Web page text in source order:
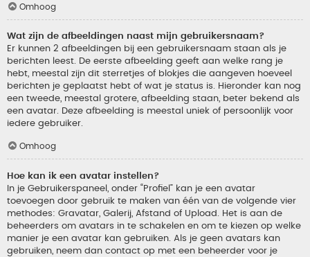
Omhoog
Wat zijn de afbeeldingen naast mijn gebruikersnaam?
Er kunnen 2 afbeeldingen bij een gebruikersnaam staan als je
berichten leest. De eerste afbeelding geeft aan welke rang je
hebt, meestal zijn dit sterretjes of blokjes die aangeven hoeveel
berichten je geplaatst hebt of wat je status is. Hieronder kan nog
een tweede, meestal grotere, afbeelding staan, beter bekend als
een avatar. Deze afbeelding is meestal uniek of persoonlijk voor
iedere gebruiker.
Omhoog
Hoe kan ik een avatar instellen?
In je Gebruikerspaneel, onder “Profiel” kan je een avatar
toevoegen door gebruik te maken van één van de volgende vier
methodes: Gravatar, Galerij, Afstand of Upload. Het is aan de
beheerders om avatars in te schakelen en om te kiezen op welke
manier je een avatar kan gebruiken. Als je geen avatars kan
gebruiken, neem dan contact op met een beheerder voor je